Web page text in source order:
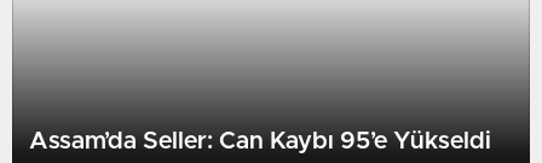
Assam’da Seller: Can Kaybı 95’e Yükseldi